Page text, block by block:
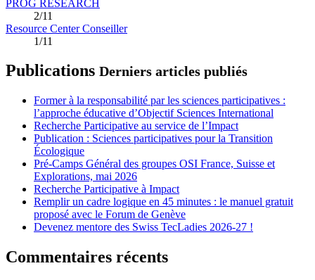
PROG RESEARCH
2/11
Resource Center Conseiller
1/11
Publications Derniers articles publiés
Former à la responsabilité par les sciences participatives :
l’approche éducative d’Objectif Sciences International
Recherche Participative au service de l’Impact
Publication : Sciences participatives pour la Transition
Écologique
Pré-Camps Général des groupes OSI France, Suisse et
Explorations, mai 2026
Recherche Participative à Impact
Remplir un cadre logique en 45 minutes : le manuel gratuit
proposé avec le Forum de Genève
Devenez mentore des Swiss TecLadies 2026-27 !
Commentaires récents